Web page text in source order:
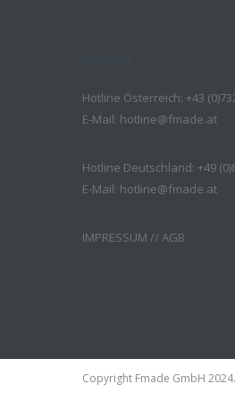
Hotline Österreich: +43
E-Mail: hotline@fmade.at
Hotline Deutschland: +49
E-Mail: hotline@fmade.at
IMPRESSUM //AGB
Copyright Fmade GmbH